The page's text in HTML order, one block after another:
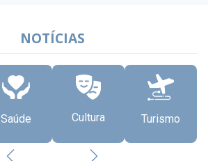
NOTÍCIAS
Saúde Cultura Turismo